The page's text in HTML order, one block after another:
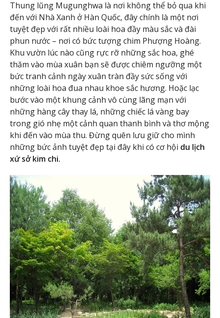
Thung lũng Mugunghwa là nơi không thể bỏ qua khi
đến với Nhà Xanh ở Hàn Quốc, đây chính là một nơi
tuyệt đẹp với rất nhiều loài hoa đầy màu sắc và đài
phun nước – nơi có bức tượng chim Phượng Hoàng.
Khu vườn lúc nào cũng rực rỡ những sắc hoa, ghé
thăm vào mùa xuân bạn sẽ được chiêm ngưỡng một
bức tranh cảnh ngày xuân tràn đầy sức sống với
những loài hoa đua nhau khoe sắc hương. Hoặc lạc
bước vào một khung cảnh vô cùng lãng mạn với
những hàng cây thay lá, những chiếc lá vàng bay
trong gió nhẹ một cảnh quan thanh bình và thơ mộng
khi đến vào mùa thu. Đừng quên lưu giữ cho mình
những bức ảnh tuyệt đẹp tại đây khi có cơ hội du lịch
xứ sở kim chi.